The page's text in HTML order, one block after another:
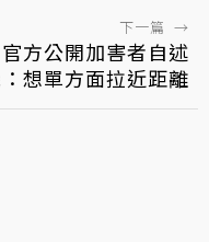
下一篇 →
方公開加害者自述
想單方面拉近距離